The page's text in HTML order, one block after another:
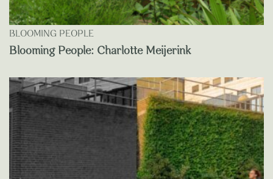
BLOOMING PEOPLE
Blooming People: Charlotte Meijerink